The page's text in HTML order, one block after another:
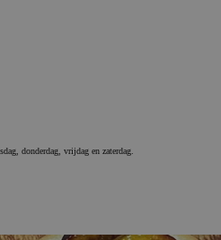
donderdag, vrijdag en zaterdag.